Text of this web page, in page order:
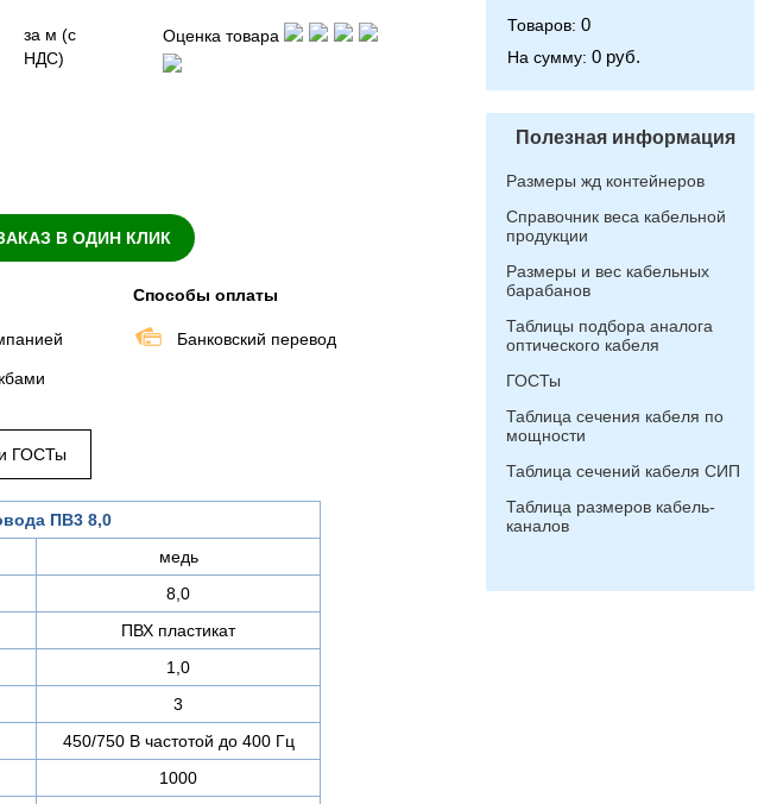
за м (с
НДС)
Оценка товара
В ОДИН КЛИК
Способы оплаты
Банковский перевод
ГОСТы
ПВ3 8,0
медь
8,0
ПВХ пластикат
1,0
3
450/750 В частотой до 400 Гц
1000
Товаров: 0
На сумму: 0 руб.
Полезная информация
Размеры жд контейнеров
Справочник веса кабельной
продукции
Размеры и вес кабельных
барабанов
Таблицы подбора аналога
оптического кабеля
ГОСТы
Таблица сечения кабеля по
мощности
Таблица сечений кабеля СИП
Таблица размеров кабель-
каналов